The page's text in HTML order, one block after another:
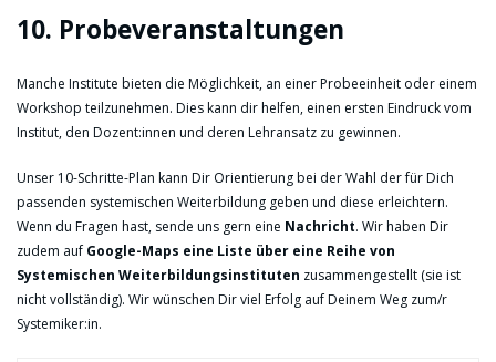
10. Probeveranstaltungen
Manche Institute bieten die Möglichkeit, an einer Probeeinheit oder einem
Workshop teilzunehmen. Dies kann dir helfen, einen ersten Eindruck vom
Institut, den Dozent:innen und deren Lehransatz zu gewinnen.
Unser 10-Schritte-Plan kann Dir Orientierung bei der Wahl der für Dich
passenden systemischen Weiterbildung geben und diese erleichtern.
Wenn du Fragen hast, sende uns gern eine Nachricht. Wir haben Dir
zudem auf Google-Maps eine Liste über eine Reihe von
Systemischen Weiterbildungsinstituten zusammengestellt (sie ist
nicht vollständig). Wir wünschen Dir viel Erfolg auf Deinem Weg zum/r
Systemiker:in.